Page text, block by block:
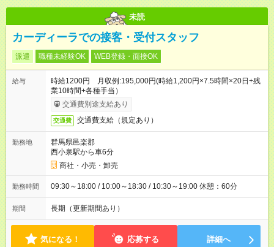
未読
カーディーラでの接客・受付スタッフ
派遣 職種未経験OK WEB登録・面接OK
給与
時給1200円 月収例:195,000円(時給1,200円×7.5時間×20日+残
業10時間+各種手当）
交通費別途支給あり
交通費 交通費支給（規定あり）
勤務地
群馬県邑楽郡
西小泉駅から車6分
商社・小売・卸売
勤務時間 09:30～18:00 / 10:00～18:30 / 10:30～19:00 休憩：60分
期間 長期（更新期間あり）
気になる！ 応募する 詳細へ